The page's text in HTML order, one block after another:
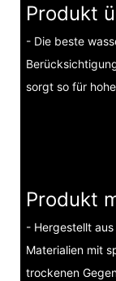
Produkt
- Die beste
sorgt so für
Produkt
- Hergestellt
Materialien mit
trockenen